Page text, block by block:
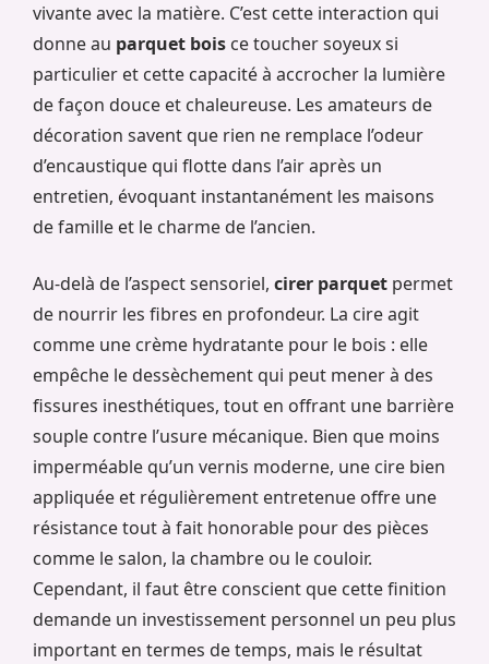
vivante avec la matière. C’est cette interaction qui
donne au parquet bois ce toucher soyeux si
particulier et cette capacité à accrocher la lumière
de façon douce et chaleureuse. Les amateurs de
décoration savent que rien ne remplace l’odeur
d’encaustique qui flotte dans l’air après un
entretien, évoquant instantanément les maisons
de famille et le charme de l’ancien.
Au-delà de l’aspect sensoriel, cirer parquet permet
de nourrir les fibres en profondeur. La cire agit
comme une crème hydratante pour le bois : elle
empêche le dessèchement qui peut mener à des
fissures inesthétiques, tout en offrant une barrière
souple contre l’usure mécanique. Bien que moins
imperméable qu’un vernis moderne, une cire bien
appliquée et régulièrement entretenue offre une
résistance tout à fait honorable pour des pièces
comme le salon, la chambre ou le couloir.
Cependant, il faut être conscient que cette finition
demande un investissement personnel un peu plus
important en termes de temps, mais le résultat